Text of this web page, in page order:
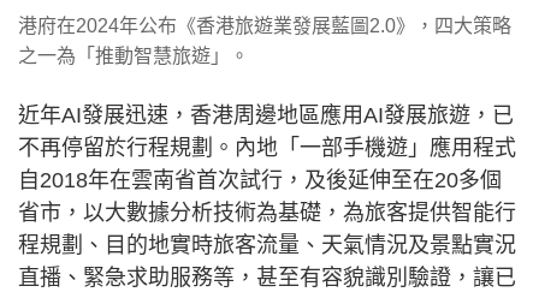
港府在2024年公布《香港旅遊業發展藍圖2.0》，四大策略
之一為「推動智慧旅遊」。
近年AI發展迅速，香港周邊地區應用AI發展旅遊，已
不再停留於行程規劃。內地「一部手機遊」應用程式
自2018年在雲南省首次試行，及後延伸至在20多個
省市，以大數據分析技術為基礎，為旅客提供智能行
程規劃、目的地實時旅客流量、天氣情況及景點實況
直播、緊急求助服務等，甚至有容貌識別驗證，讓已